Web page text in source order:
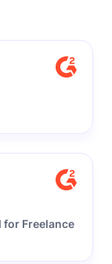
for Freelance